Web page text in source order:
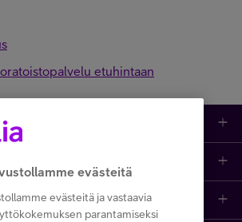
etuhintaan
evästeitä
evästeitä ja vastaavia
parantamiseksi